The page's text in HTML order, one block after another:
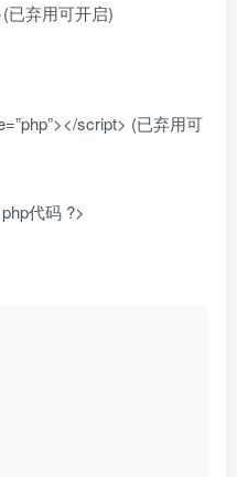
已弃用可开启)
script> (已弃用可
代码 ?>